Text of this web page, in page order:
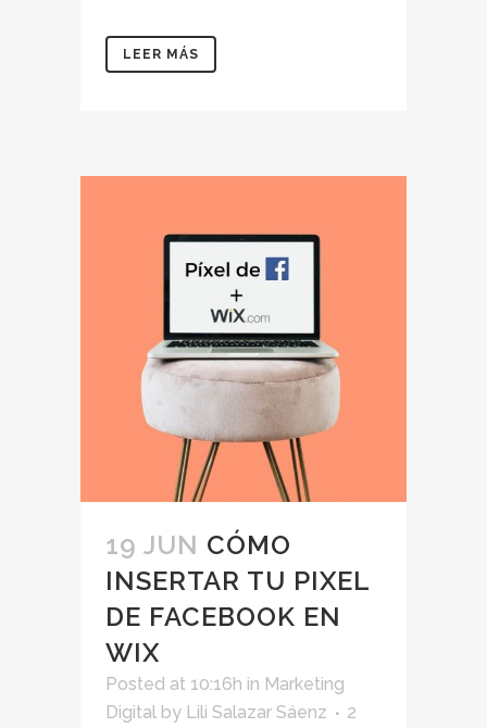
LEER MÁS
19 JUN CÓMO
INSERTAR TU PIXEL
DE FACEBOOK EN
WIX
Posted at 10:16h in Marketing
Digital by Lili Salazar Sáenz
2